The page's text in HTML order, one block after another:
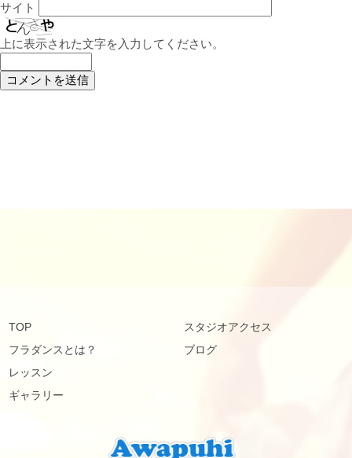
サイト
上に表示された文字を入力してください。
TOP
フラダンスとは？
レッスン
ギャラリー
スタジオアクセス
ブログ